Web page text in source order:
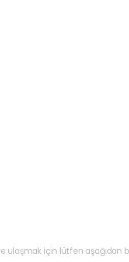
ulaşmak için lütfen aşağıdan